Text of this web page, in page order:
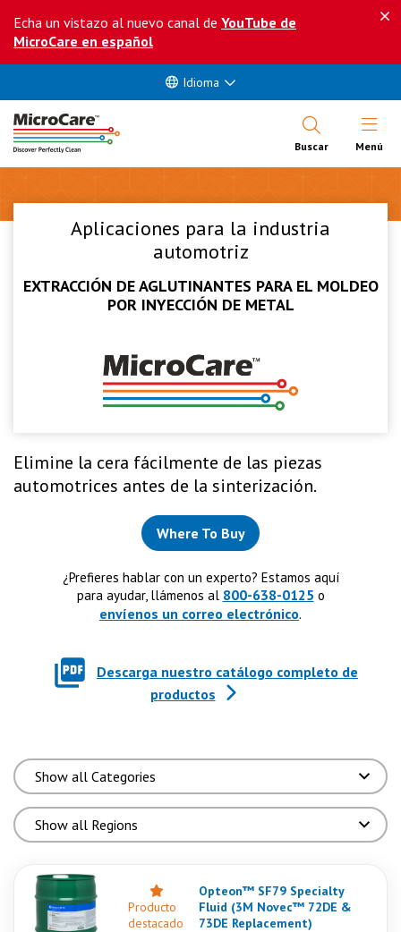
Echa un vistazo al nuevo canal de YouTube de
MicroCare en español
Idioma
Buscar Abrir
Menú
Aplicaciones para la industria
automotriz
EXTRACCIÓN DE AGLUTINANTES PARA EL MOLDEO
POR INYECCIÓN DE METAL
Elimine la cera fácilmente de las piezas
automotrices antes de la sinterización.
Where To Buy
¿Prefieres hablar con un experto? Estamos aquí
para ayudar, llámenos al 800-638-0125 o
envíenos un correo electrónico.
Descarga nuestro catálogo completo de
productos
Producto
destacado
Opteon™ SF79 Specialty
Fluid (3M Novec™ 72DE &
73DE Replacement)